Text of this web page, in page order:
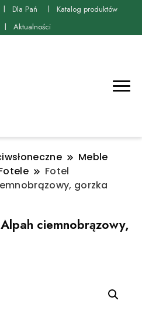
Dla Pań
Katalog produktów
Aktualności
Meble
Fotel
gorzka
ciemnobrązowy,